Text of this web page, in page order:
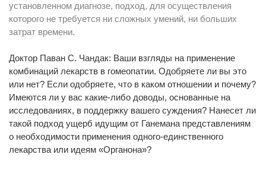
установленном диагнозе, подход, для осуществления
которого не требуется ни сложных умений, ни больших
затрат времени.
Доктор Паван С. Чандак: Ваши взгляды на применение
комбинаций лекарств в гомеопатии. Одобряете ли вы это
или нет? Если одобряете, что в каком отношении и почему?
Имеются ли у вас какие-либо доводы, основанные на
исследованиях, в поддержку вашего суждения? Нанесет ли
такой подход ущерб идущим от Ганемана представлениям
о необходимости применения одного-единственного
лекарства или идеям «Органона»?